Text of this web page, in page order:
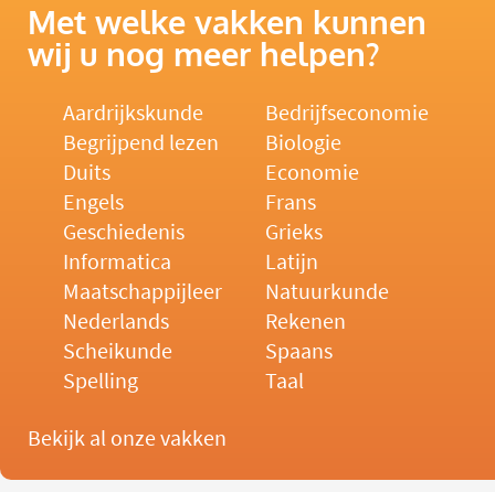
Met welke vakken kunnen
wij u nog meer helpen?
Aardrijkskunde
Bedrijfseconomie
Begrijpend lezen
Biologie
Duits
Economie
Engels
Frans
Geschiedenis
Grieks
Informatica
Latijn
Maatschappijleer
Natuurkunde
Nederlands
Rekenen
Scheikunde
Spaans
Spelling
Taal
Bekijk al onze vakken